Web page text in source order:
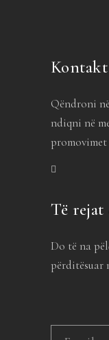
Kontakt
Qëndroni
ndiqni në
promovimet
Të rejat
Do të na
përditësuar